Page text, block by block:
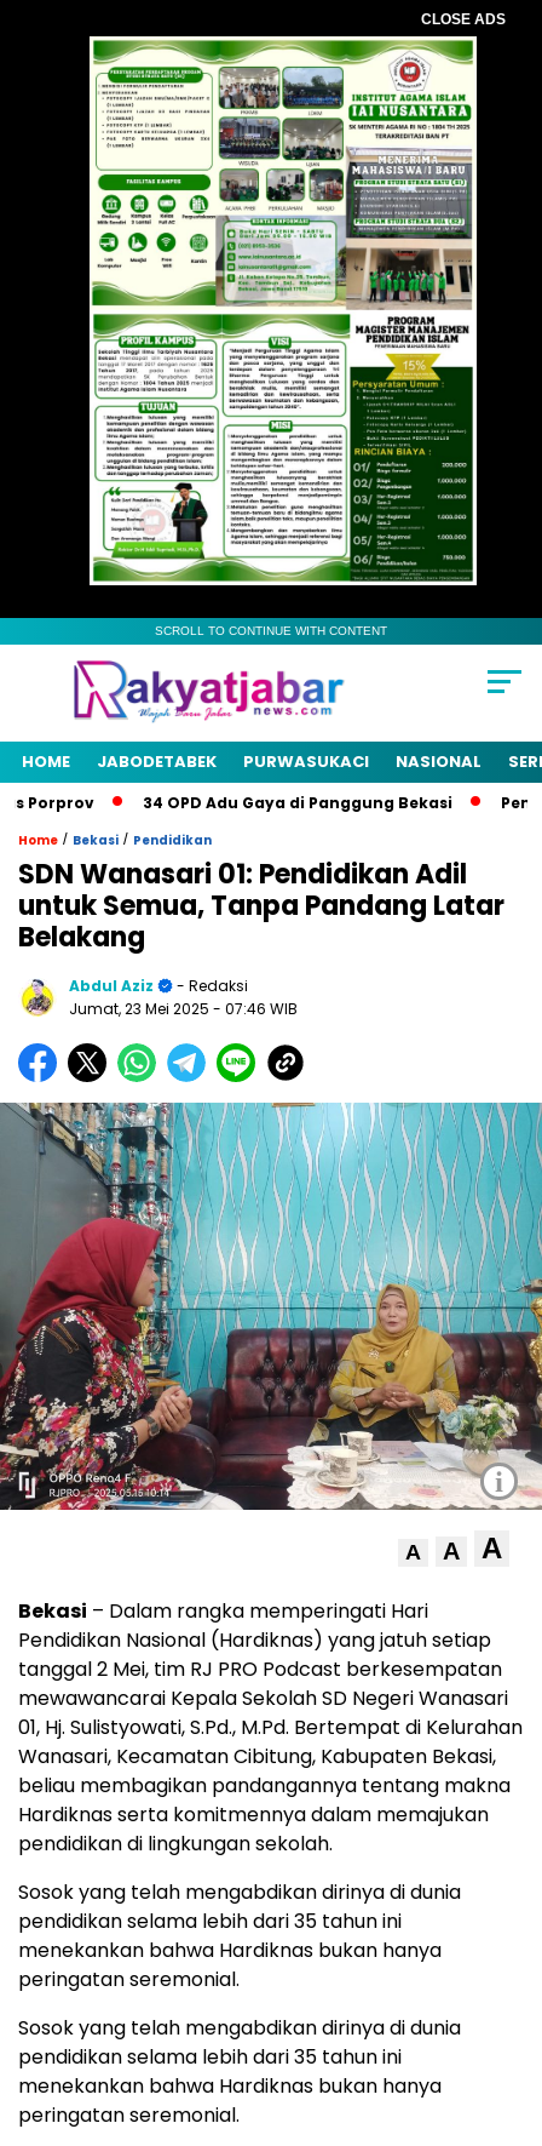
CLOSE ADS
SCROLL TO CONTINUE WITH CONTENT
HOME JABODETABEK PURWASUKACI NASIONAL
34 OPD Adu Gaya di Panggung Bekasi Pemkab
Home / Bekasi / Pendidikan
SDN Wanasari 01: Pendidikan Adil
untuk Semua, Tanpa Pandang Latar
Belakang
Abdul Aziz
- Redaksi
Jumat, 23 Mei 2025 - 07:46 WIB
i
A A A
Bekasi – Dalam rangka memperingati Hari
Pendidikan Nasional (Hardiknas) yang jatuh setiap
tanggal 2 Mei, tim RJ PRO Podcast berkesempatan
mewawancarai Kepala Sekolah SD Negeri Wanasari
01, Hj. Sulistyowati, S.Pd., M.Pd. Bertempat di Kelurahan
Wanasari, Kecamatan Cibitung, Kabupaten Bekasi,
beliau membagikan pandangannya tentang makna
Hardiknas serta komitmennya dalam memajukan
pendidikan di lingkungan sekolah.
Sosok yang telah mengabdikan dirinya di dunia
pendidikan selama lebih dari 35 tahun ini
menekankan bahwa Hardiknas bukan hanya
peringatan seremonial.
Sosok yang telah mengabdikan dirinya di dunia
pendidikan selama lebih dari 35 tahun ini
menekankan bahwa Hardiknas bukan hanya
peringatan seremonial.